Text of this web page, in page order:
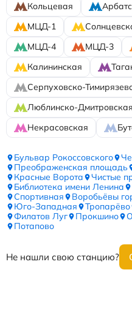
Кольцевая
МЦД-1
МЦД-4
МЦД-3
Калининская
Серпуховско-
Люблинско-Дмитровская
Некрасовская
Бульвар Рокоссовского
Преображенская площадь
Красные Ворота
Чистые
Библиотека имени Ленина
Спортивная
Воробьёвы
Юго-Западная
Тропарёво
Филатов Луг
Прокшино
Потапово
Не нашли свою станцию?